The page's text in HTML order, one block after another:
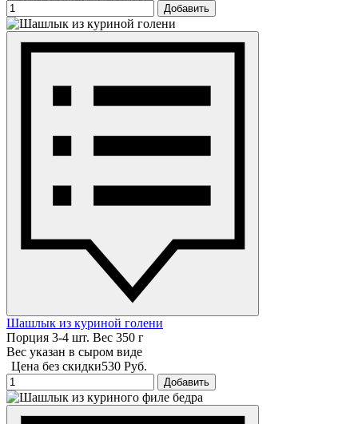
Добавить
Шашлык из куриной голени
Порция 3-4 шт. Вес 350 г
Вес указан в сыром виде
Цена без скидки530 Руб.
Добавить